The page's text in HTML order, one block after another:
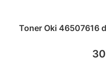
Toner Oki 46507616